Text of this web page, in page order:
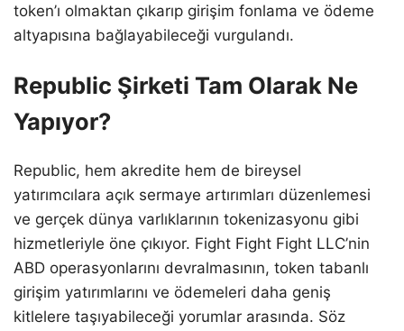
token’ı olmaktan çıkarıp girişim fonlama ve ödeme
altyapısına bağlayabileceği vurgulandı.
Republic Şirketi Tam Olarak Ne
Yapıyor?
Republic, hem akredite hem de bireysel
yatırımcılara açık sermaye artırımları düzenlemesi
ve gerçek dünya varlıklarının tokenizasyonu gibi
hizmetleriyle öne çıkıyor. Fight Fight Fight LLC’nin
ABD operasyonlarını devralmasının, token tabanlı
girişim yatırımlarını ve ödemeleri daha geniş
kitlelere taşıyabileceği yorumlar arasında. Söz